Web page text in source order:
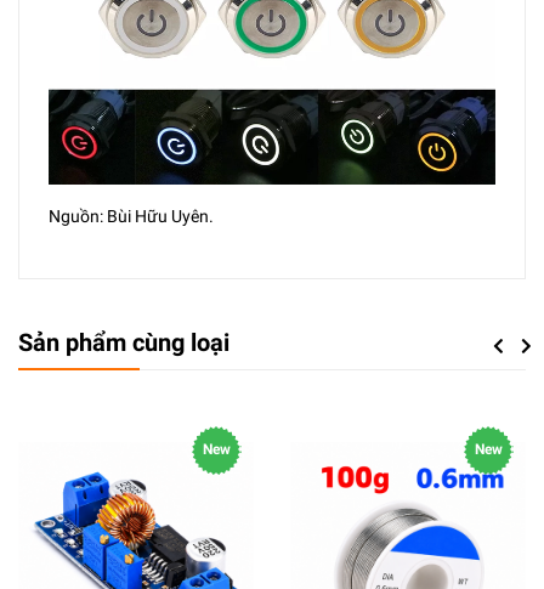
Nguồn: Bùi Hữu Uyên.
Sản phẩm cùng loại Previous
New New
Next